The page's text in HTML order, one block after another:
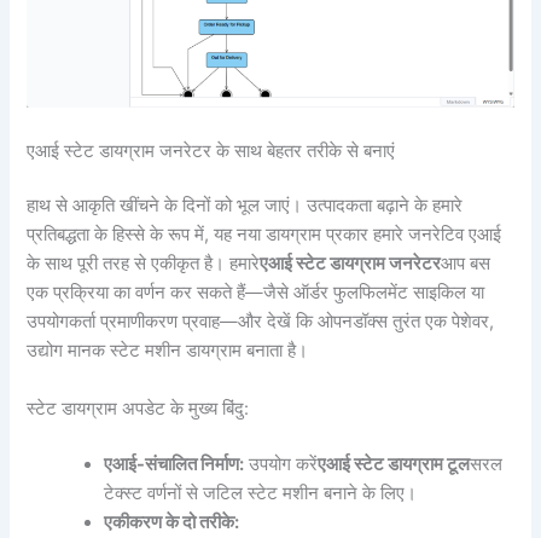
एआई स्टेट डायग्राम जनरेटर के साथ बेहतर तरीके से बनाएं
हाथ से आकृति खींचने के दिनों को भूल जाएं। उत्पादकता बढ़ाने के हमारे
प्रतिबद्धता के हिस्से के रूप में, यह नया डायग्राम प्रकार हमारे जनरेटिव एआई
के साथ पूरी तरह से एकीकृत है। हमारेएआई स्टेट डायग्राम जनरेटरआप बस
एक प्रक्रिया का वर्णन कर सकते हैं—जैसे ऑर्डर फुलफिलमेंट साइकिल या
उपयोगकर्ता प्रमाणीकरण प्रवाह—और देखें कि ओपनडॉक्स तुरंत एक पेशेवर,
उद्योग मानक स्टेट मशीन डायग्राम बनाता है।
स्टेट डायग्राम अपडेट के मुख्य बिंदु:
एआई-संचालित निर्माण: उपयोग करेंएआई स्टेट डायग्राम टूलसरल
टेक्स्ट वर्णनों से जटिल स्टेट मशीन बनाने के लिए।
एकीकरण के दो तरीके: